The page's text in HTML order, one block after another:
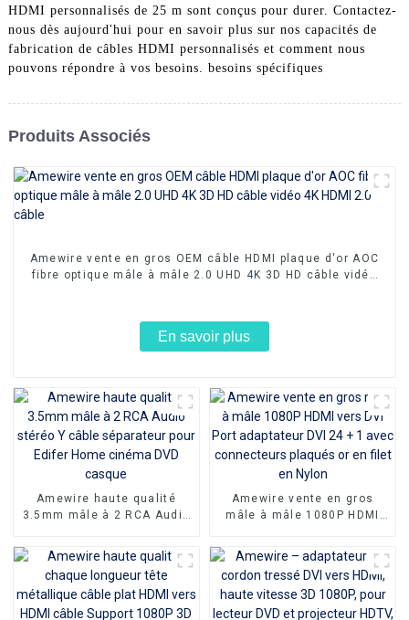
HDMI personnalisés de 25 m sont conçus pour durer. Contactez-
nous dès aujourd'hui pour en savoir plus sur nos capacités de
fabrication de câbles HDMI personnalisés et comment nous
pouvons répondre à vos besoins. besoins spécifiques
Produits Associés
Amewire vente en gros OEM câble HDMI plaque d'or AOC
fibre optique mâle à mâle 2.0 UHD 4K 3D HD câble vidéo
En savoir plus
Amewire haute qualité
3.5mm mâle à 2 RCA Audio
pour Edifer Home cinéma
DVD casque
Amewire vente en gros
mâle à mâle 1080P HDMI
DVI 24 + 1 avec
connecteurs plaqués or en
filet en Nylon